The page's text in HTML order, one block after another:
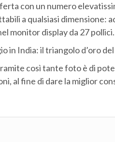
con un numero
a qualsiasi dimensione:
monitor display da 27 pollici.
in India: il triangolo d’oro
così tante foto è di
al fine di dare la miglior